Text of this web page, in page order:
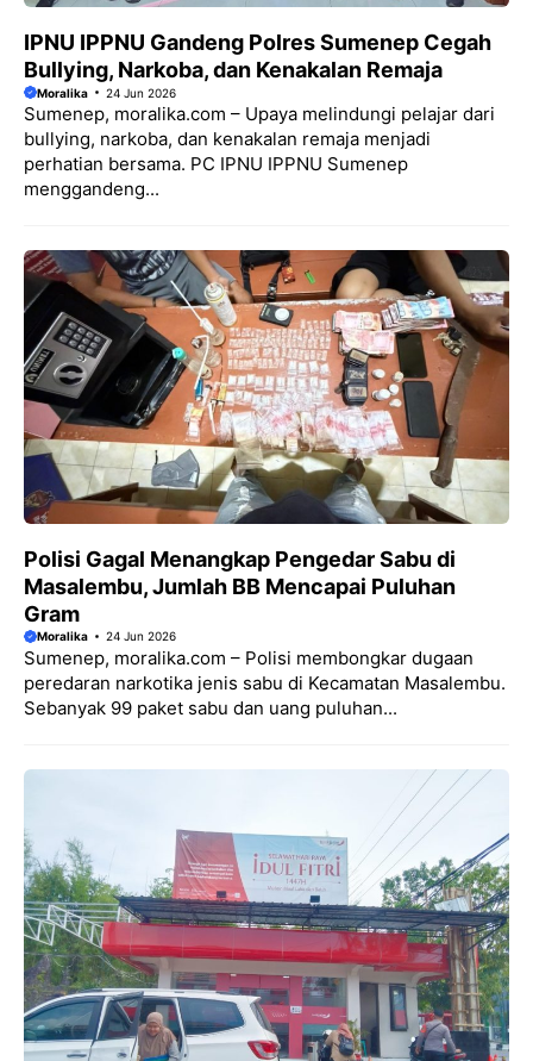
IPNU IPPNU Gandeng Polres Sumenep Cegah
Bullying, Narkoba, dan Kenakalan Remaja
Moralika 24 Jun 2026
Sumenep, moralika.com – Upaya melindungi pelajar dari
bullying, narkoba, dan kenakalan remaja menjadi
perhatian bersama. PC IPNU IPPNU Sumenep
menggandeng...
Polisi Gagal Menangkap Pengedar Sabu di
Masalembu, Jumlah BB Mencapai Puluhan
Gram
Moralika 24 Jun 2026
Sumenep, moralika.com – Polisi membongkar dugaan
peredaran narkotika jenis sabu di Kecamatan Masalembu.
Sebanyak 99 paket sabu dan uang puluhan...